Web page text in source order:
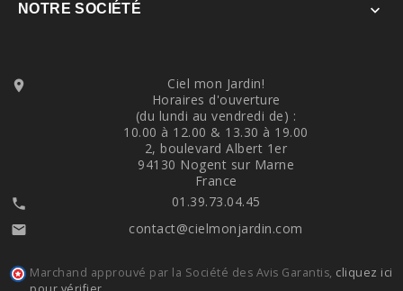
NOTRE SOCIÉTÉ 

Ciel mon Jardin!
Horaires d'ouverture
(du lundi au vendredi de) :
10.00 à 12.00 & 13.30 à 19.00
2, boulevard Albert 1er
94130 Nogent sur Marne
France
 01.39.73.04.45
 contact@cielmonjardin.com
Marchand approuvé par la Société des Avis Garantis, cliquez ici